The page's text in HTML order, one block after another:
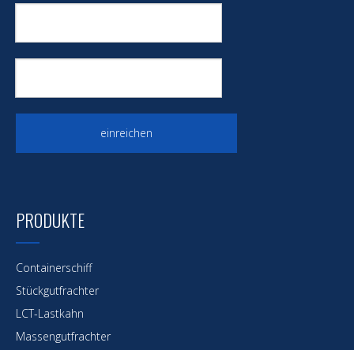
einreichen
PRODUKTE
Containerschiff
Stückgutfrachter
LCT-Lastkahn
Massengutfrachter